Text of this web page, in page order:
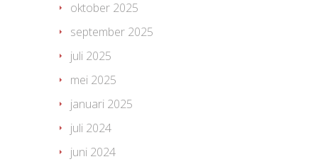
oktober 2025
september 2025
juli 2025
mei 2025
januari 2025
juli 2024
juni 2024